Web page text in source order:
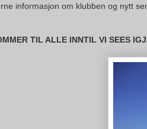
informasjon om klubben og nytt
TIL ALLE INNTIL VI SEES